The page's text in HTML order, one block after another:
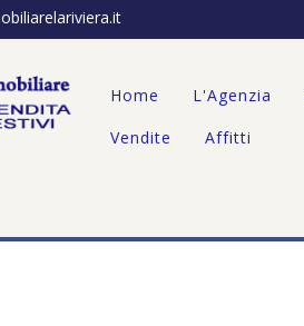
Home L'Agenzia
Vendite
Affitti